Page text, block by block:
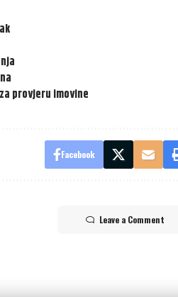
provjeru imovine
Facebook
Leave a Comment